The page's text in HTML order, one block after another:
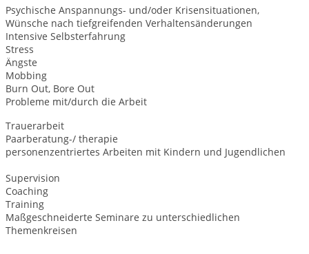
Psychische Anspannungs- und/oder Krisensituationen,
Wünsche nach tiefgreifenden Verhaltensänderungen
Intensive Selbsterfahrung
Stress
Ängste
Mobbing
Burn Out, Bore Out
Probleme mit/durch die Arbeit
Trauerarbeit
Paarberatung-/ therapie
personenzentriertes Arbeiten mit Kindern und Jugendlichen
Supervision
Coaching
Training
Maßgeschneiderte Seminare zu unterschiedlichen
Themenkreisen